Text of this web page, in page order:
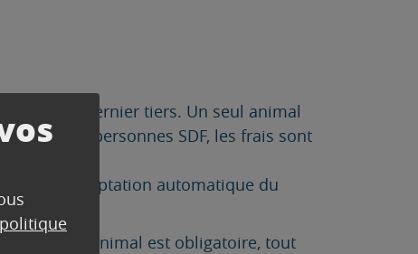
politique
le dernier tiers. Un seul animal
Pour les personnes SDF, les frais sont
pas l’acceptation automatique du
d’un animal est obligatoire, tout